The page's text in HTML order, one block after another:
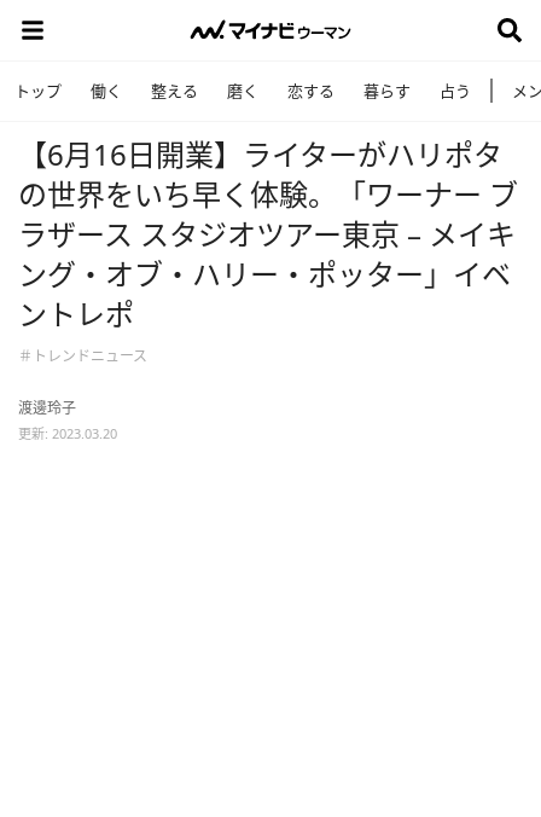
トップ 働く 整える 磨く 恋する 暮らす 占う メ
【6月16日開業】ライターがハリポタ
の世界をいち早く体験。「ワーナー ブ
ラザース スタジオツアー東京 – メイキ
ング・オブ・ハリー・ポッター」イベ
ントレポ
＃トレンドニュース
渡邊玲子
更新: 2023.03.20